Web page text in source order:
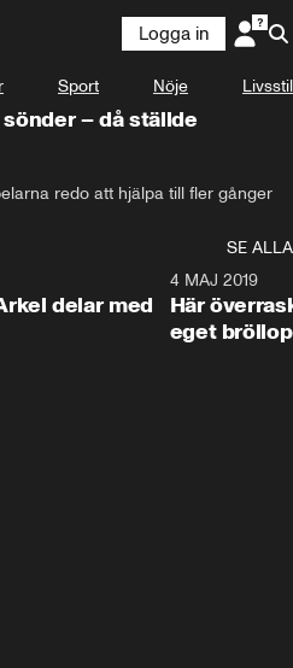
Logga in
Sport Nöje Livsstil
– då ställde
redo att hjälpa till fler gånger
SE ALLA
delar med
4 MAJ 2019
Här
eget bröllop